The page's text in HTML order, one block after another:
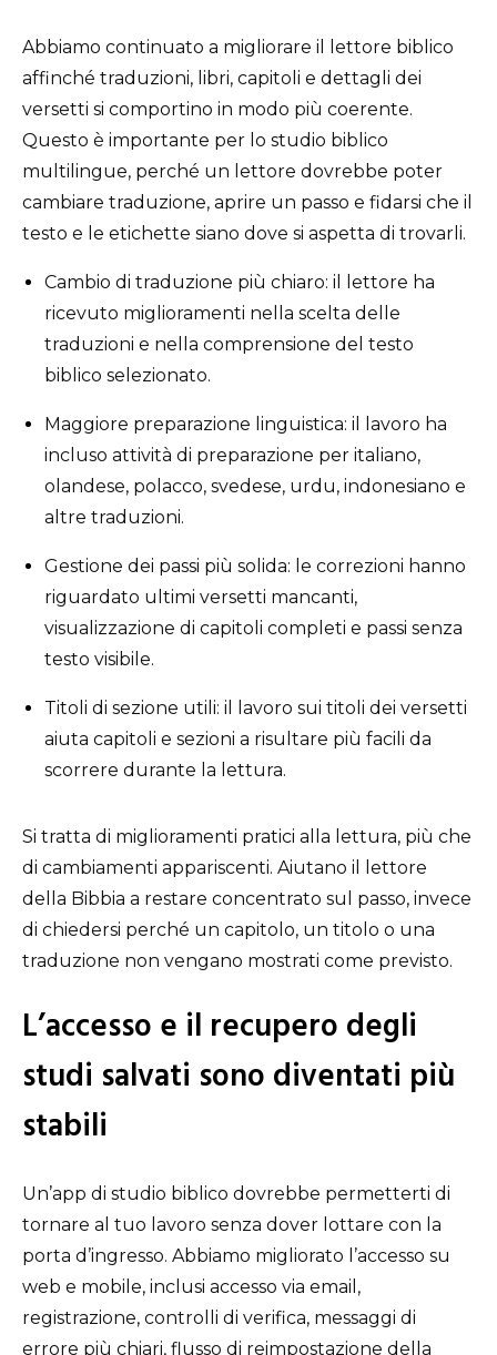
Abbiamo continuato a migliorare il lettore biblico
affinché traduzioni, libri, capitoli e dettagli dei
versetti si comportino in modo più coerente.
Questo è importante per lo studio biblico
multilingue, perché un lettore dovrebbe poter
cambiare traduzione, aprire un passo e fidarsi che il
testo e le etichette siano dove si aspetta di trovarli.
Cambio di traduzione più chiaro: il lettore ha
ricevuto miglioramenti nella scelta delle
traduzioni e nella comprensione del testo
biblico selezionato.
Maggiore preparazione linguistica: il lavoro ha
incluso attività di preparazione per italiano,
olandese, polacco, svedese, urdu, indonesiano e
altre traduzioni.
Gestione dei passi più solida: le correzioni hanno
riguardato ultimi versetti mancanti,
visualizzazione di capitoli completi e passi senza
testo visibile.
Titoli di sezione utili: il lavoro sui titoli dei versetti
aiuta capitoli e sezioni a risultare più facili da
scorrere durante la lettura.
Si tratta di miglioramenti pratici alla lettura, più che
di cambiamenti appariscenti. Aiutano il lettore
della Bibbia a restare concentrato sul passo, invece
di chiedersi perché un capitolo, un titolo o una
traduzione non vengano mostrati come previsto.
L’accesso e il recupero degli
studi salvati sono diventati più
stabili
Un’app di studio biblico dovrebbe permetterti di
tornare al tuo lavoro senza dover lottare con la
porta d’ingresso. Abbiamo migliorato l’accesso su
web e mobile, inclusi accesso via email,
registrazione, controlli di verifica, messaggi di
errore più chiari, flusso di reimpostazione della